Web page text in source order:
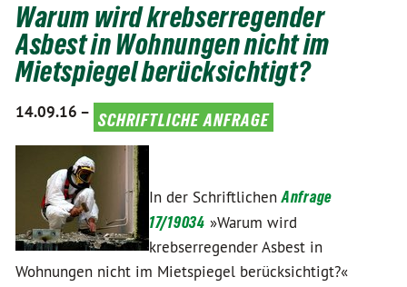
Warum wird krebserregender
Asbest in Wohnungen nicht im
Mietspiegel berücksichtigt?
14.09.16 – schriftliche anfrage
In der SchriftlichenAnfrage
17/19034 »Warum wird
krebserregender Asbest in
Wohnungen nicht im Mietspiegel berücksichtigt?«